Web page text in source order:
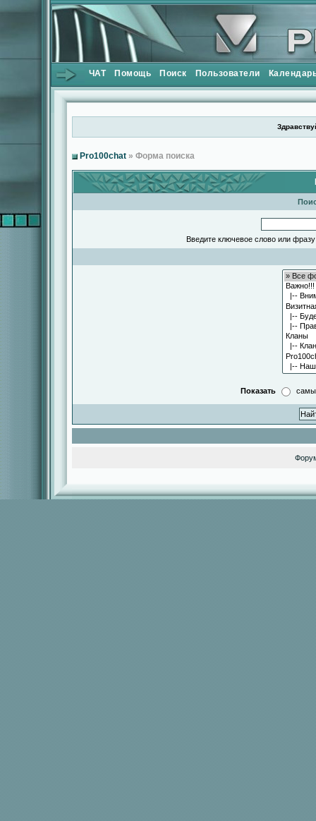
ЧАТ Помощь Поиск Пользователи
Pro100chat » Форма поиска
Введите ключевое слово или
Показать